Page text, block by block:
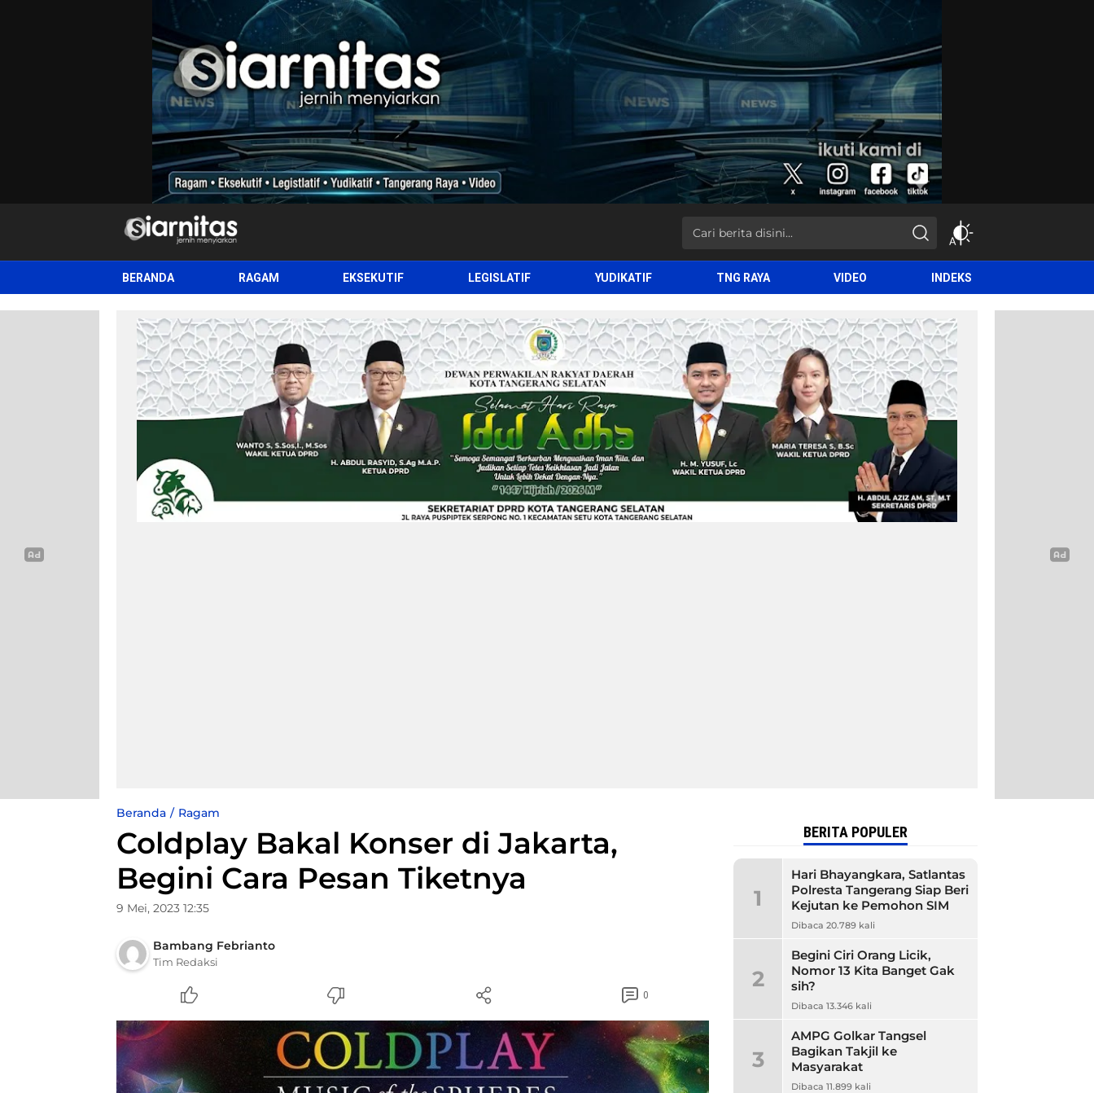
siarnitas
Jernih Menyiarkan
BERANDA RAGAM EKSEKUTIF LEGISLATIF YUDIKATIF TNG RAYA VIDEO INDEKS
Beranda Ragam
Coldplay Bakal Konser di Jakarta,
Begini Cara Pesan Tiketnya
9 Mei, 2023 12:35
Bambang Febrianto
Tim Redaksi
0
BERITA POPULER
1
Hari Bhayangkara, Satlantas
Polresta Tangerang Siap Beri
Kejutan ke Pemohon SIM
Dibaca 20.789 kali
2
Begini Ciri Orang Licik,
Nomor 13 Kita Banget Gak
sih?
Dibaca 13.346 kali
3
AMPG Golkar Tangsel
Bagikan Takjil ke
Masyarakat
Dibaca 11.899 kali